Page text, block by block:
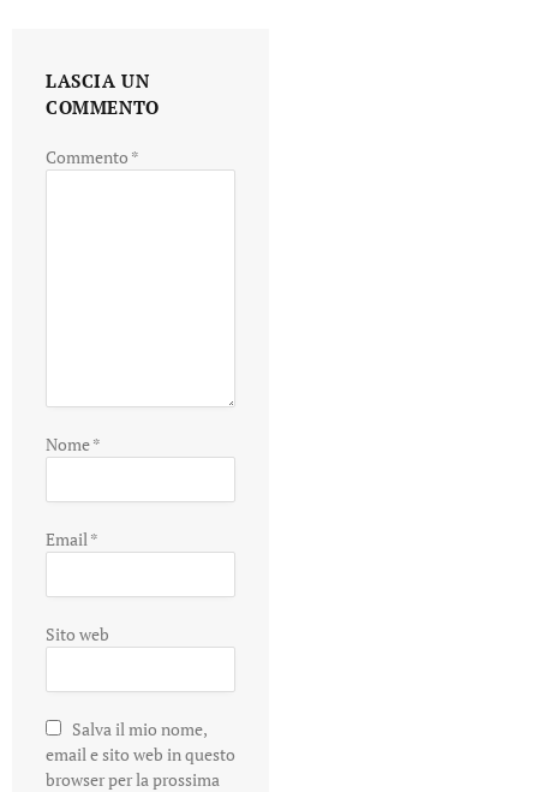
LASCIA UN
COMMENTO
Commento *
Nome*
Email*
Sito web
Salva il mio nome,
email e sito web in questo
browser per la prossima